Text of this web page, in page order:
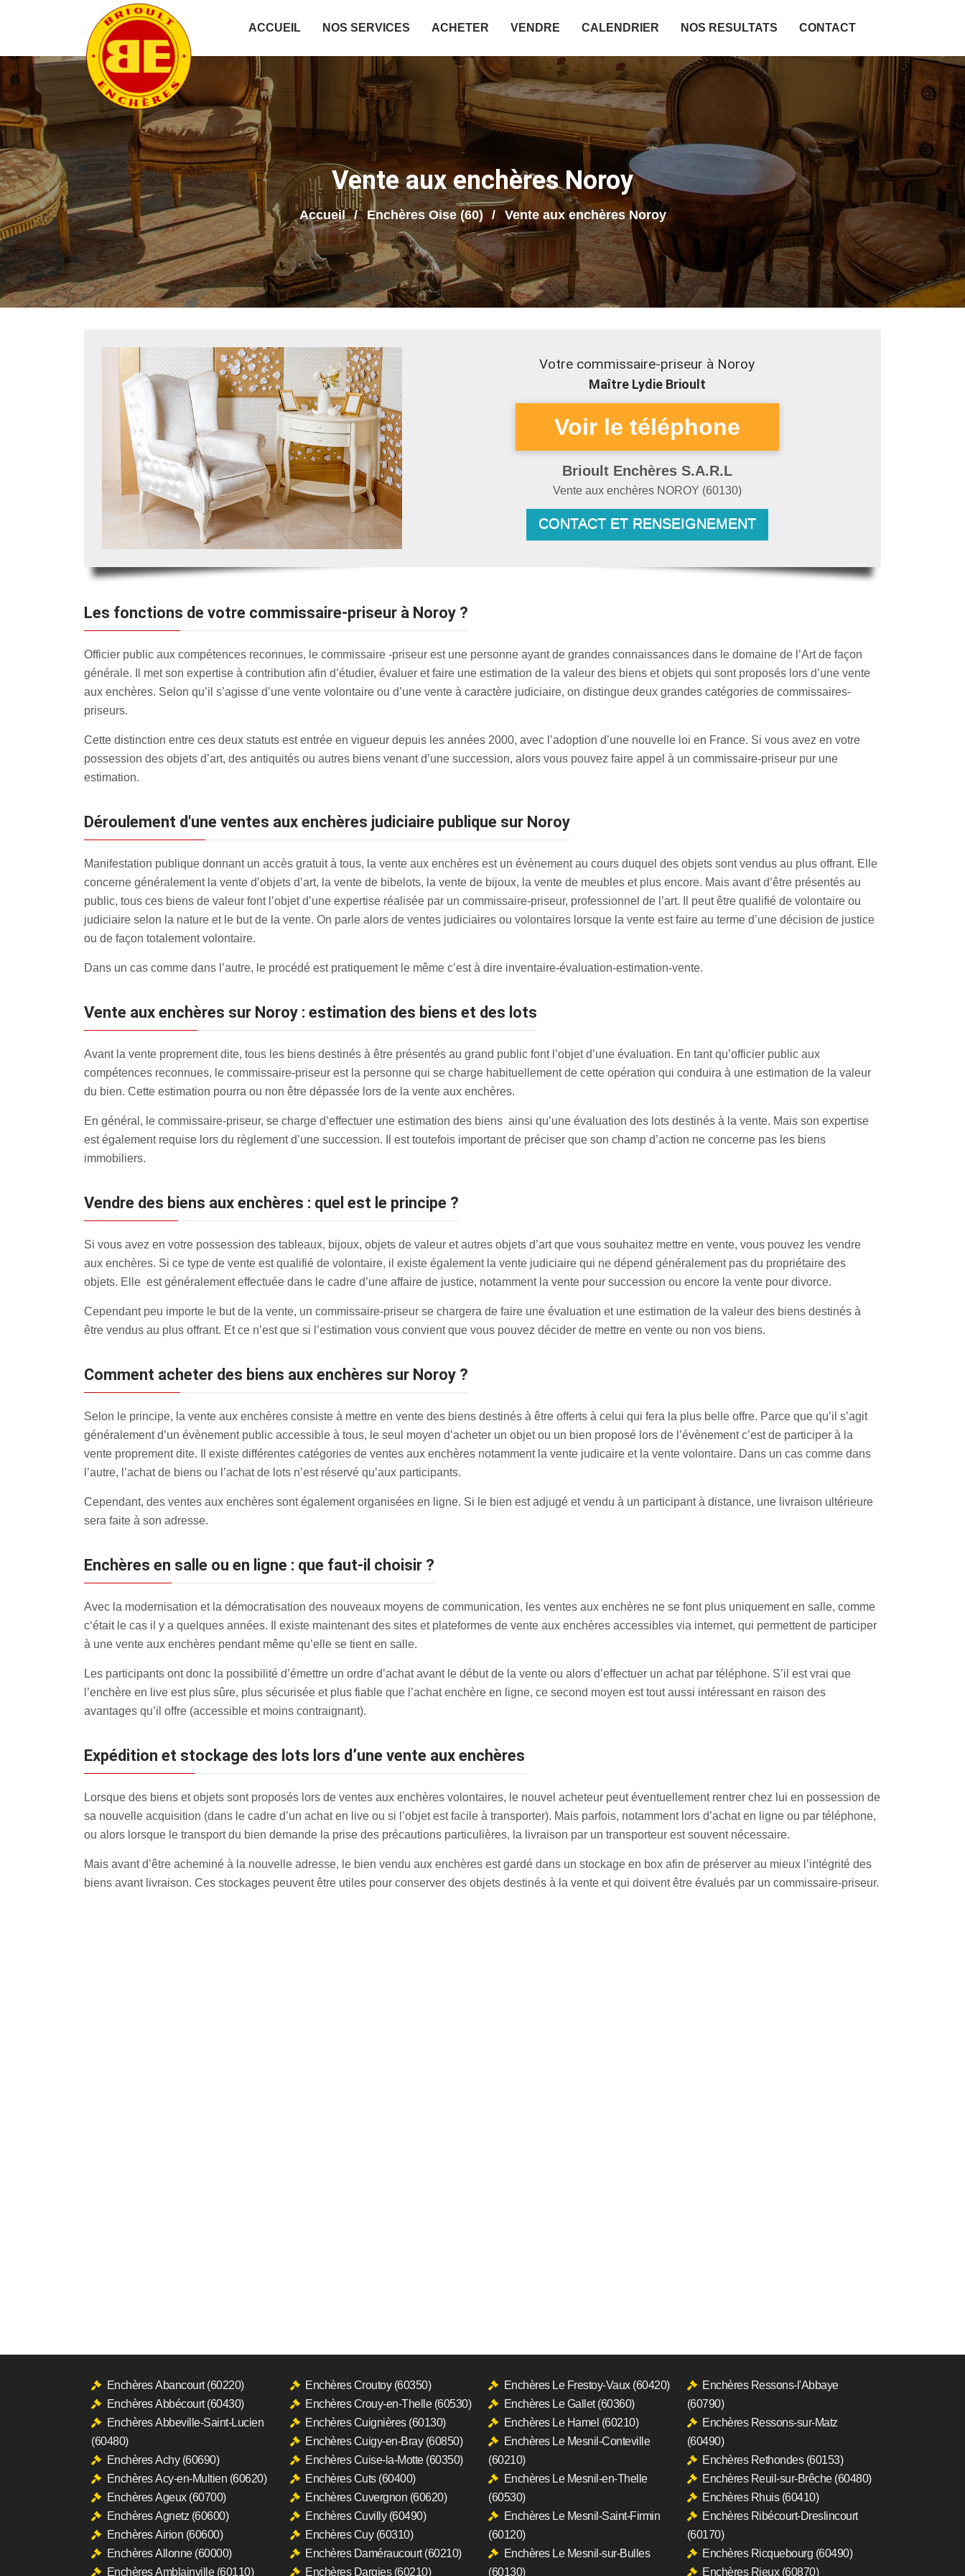
ACCUEIL NOS SERVICES ACHETER VENDRE CALENDRIER NOS RESULTATS CONTACT
Vente aux enchères Noroy
Accueil Enchères Oise (60) Vente aux enchères Noroy
Votre commissaire-priseur à Noroy
Maître Lydie Brioult
Brioult Enchères S.A.R.L
Vente aux enchères NOROY (60130)
CONTACT ET RENSEIGNEMENT
Les fonctions de votre commissaire-priseur à Noroy ?
Officier public aux compétences reconnues, le commissaire -priseur est une personne ayant de grandes connaissances dans le domaine de l’Art de façon
générale. Il met son expertise à contribution afin d’étudier, évaluer et faire une estimation de la valeur des biens et objets qui sont proposés lors d’une vente
aux enchères. Selon qu’il s’agisse d’une vente volontaire ou d’une vente à caractère judiciaire, on distingue deux grandes catégories de commissaires-
priseurs.
Cette distinction entre ces deux statuts est entrée en vigueur depuis les années 2000, avec l’adoption d’une nouvelle loi en France. Si vous avez en votre
possession des objets d’art, des antiquités ou autres biens venant d’une succession, alors vous pouvez faire appel à un commissaire-priseur pur une
estimation.
Déroulement d'une ventes aux enchères judiciaire publique sur Noroy
Manifestation publique donnant un accès gratuit à tous, la vente aux enchères est un évènement au cours duquel des objets sont vendus au plus offrant. Elle
concerne généralement la vente d’objets d’art, la vente de bibelots, la vente de bijoux, la vente de meubles et plus encore. Mais avant d’être présentés au
public, tous ces biens de valeur font l’objet d’une expertise réalisée par un commissaire-priseur, professionnel de l’art. Il peut être qualifié de volontaire ou
judiciaire selon la nature et le but de la vente. On parle alors de ventes judiciaires ou volontaires lorsque la vente est faire au terme d’une décision de justice
ou de façon totalement volontaire.
Dans un cas comme dans l’autre, le procédé est pratiquement le même c’est à dire inventaire-évaluation-estimation-vente.
Vente aux enchères sur Noroy : estimation des biens et des lots
Avant la vente proprement dite, tous les biens destinés à être présentés au grand public font l’objet d’une évaluation. En tant qu’officier public aux
compétences reconnues, le commissaire-priseur est la personne qui se charge habituellement de cette opération qui conduira à une estimation de la valeur
du bien. Cette estimation pourra ou non être dépassée lors de la vente aux enchères.
En général, le commissaire-priseur, se charge d’effectuer une estimation des biens ainsi qu’une évaluation des lots destinés à la vente. Mais son expertise
est également requise lors du règlement d’une succession. Il est toutefois important de préciser que son champ d’action ne concerne pas les biens
immobiliers.
Vendre des biens aux enchères : quel est le principe ?
Si vous avez en votre possession des tableaux, bijoux, objets de valeur et autres objets d’art que vous souhaitez mettre en vente, vous pouvez les vendre
aux enchères. Si ce type de vente est qualifié de volontaire, il existe également la vente judiciaire qui ne dépend généralement pas du propriétaire des
objets. Elle est généralement effectuée dans le cadre d’une affaire de justice, notamment la vente pour succession ou encore la vente pour divorce.
Cependant peu importe le but de la vente, un commissaire-priseur se chargera de faire une évaluation et une estimation de la valeur des biens destinés à
être vendus au plus offrant. Et ce n’est que si l’estimation vous convient que vous pouvez décider de mettre en vente ou non vos biens.
Comment acheter des biens aux enchères sur Noroy ?
Selon le principe, la vente aux enchères consiste à mettre en vente des biens destinés à être offerts à celui qui fera la plus belle offre. Parce que qu’il s’agit
généralement d’un évènement public accessible à tous, le seul moyen d’acheter un objet ou un bien proposé lors de l’évènement c’est de participer à la
vente proprement dite. Il existe différentes catégories de ventes aux enchères notamment la vente judicaire et la vente volontaire. Dans un cas comme dans
l’autre, l’achat de biens ou l’achat de lots n’est réservé qu’aux participants.
Cependant, des ventes aux enchères sont également organisées en ligne. Si le bien est adjugé et vendu à un participant à distance, une livraison ultérieure
sera faite à son adresse.
Enchères en salle ou en ligne : que faut-il choisir ?
Avec la modernisation et la démocratisation des nouveaux moyens de communication, les ventes aux enchères ne se font plus uniquement en salle, comme
c‘était le cas il y a quelques années. Il existe maintenant des sites et plateformes de vente aux enchères accessibles via internet, qui permettent de participer
à une vente aux enchères pendant même qu’elle se tient en salle.
Les participants ont donc la possibilité d’émettre un ordre d’achat avant le début de la vente ou alors d’effectuer un achat par téléphone. S’il est vrai que
l’enchère en live est plus sûre, plus sécurisée et plus fiable que l’achat enchère en ligne, ce second moyen est tout aussi intéressant en raison des
avantages qu’il offre (accessible et moins contraignant).
Expédition et stockage des lots lors d’une vente aux enchères
Lorsque des biens et objets sont proposés lors de ventes aux enchères volontaires, le nouvel acheteur peut éventuellement rentrer chez lui en possession de
sa nouvelle acquisition (dans le cadre d’un achat en live ou si l’objet est facile à transporter). Mais parfois, notamment lors d’achat en ligne ou par téléphone,
ou alors lorsque le transport du bien demande la prise des précautions particulières, la livraison par un transporteur est souvent nécessaire.
Mais avant d’être acheminé à la nouvelle adresse, le bien vendu aux enchères est gardé dans un stockage en box afin de préserver au mieux l’intégrité des
biens avant livraison. Ces stockages peuvent être utiles pour conserver des objets destinés à la vente et qui doivent être évalués par un commissaire-priseur.
Enchères Abancourt (60220)
Enchères Abbécourt (60430)
Enchères Abbeville-Saint-Lucien
(60480)
Enchères Achy (60690)
Enchères Acy-en-Multien (60620)
Enchères Ageux (60700)
Enchères Agnetz (60600)
Enchères Airion (60600)
Enchères Allonne (60000)
Enchères Amblainville (60110)
Enchères Croutoy (60350)
Enchères Crouy-en-Thelle (60530)
Enchères Cuignières (60130)
Enchères Cuigy-en-Bray (60850)
Enchères Cuise-la-Motte (60350)
Enchères Cuts (60400)
Enchères Cuvergnon (60620)
Enchères Cuvilly (60490)
Enchères Cuy (60310)
Enchères Daméraucourt (60210)
Enchères Dargies (60210)
Enchères Le Frestoy-Vaux (60420)
Enchères Le Gallet (60360)
Enchères Le Hamel (60210)
Enchères Le Mesnil-Conteville
(60210)
Enchères Le Mesnil-en-Thelle
(60530)
Enchères Le Mesnil-Saint-Firmin
(60120)
Enchères Le Mesnil-sur-Bulles
(60130)
Enchères Ressons-l'Abbaye
(60790)
Enchères Ressons-sur-Matz
(60490)
Enchères Rethondes (60153)
Enchères Reuil-sur-Brêche (60480)
Enchères Rhuis (60410)
Enchères Ribécourt-Dreslincourt
(60170)
Enchères Ricquebourg (60490)
Enchères Rieux (60870)